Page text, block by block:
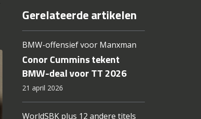
Gerelateerde artikelen
BMW-offensief voor Manxman
Conor Cummins tekent
BMW-deal voor TT 2026
21 april 2026
WorldSBK plus 12 andere titels